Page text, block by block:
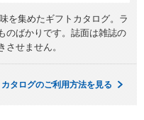
を集めたギフトカタログ。ラ
のばかりです。誌面は雑誌の
させません。
カタログのご利用方法を見る